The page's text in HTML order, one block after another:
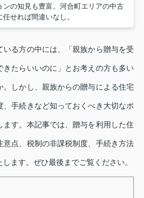
ンの知見も豊富。河合町エリアの中古
せれば間違いなし。
いる方の中には、「親族から贈与を受
きたらいいのに」とお考えの方も多い
。しかし、親族からの贈与による住宅
、手続きなど知っておくべき大切なポ
ます。本記事では、贈与を利用した住
意点、税制の非課税制度、手続き方法
ます。ぜひ最後までご覧ください。